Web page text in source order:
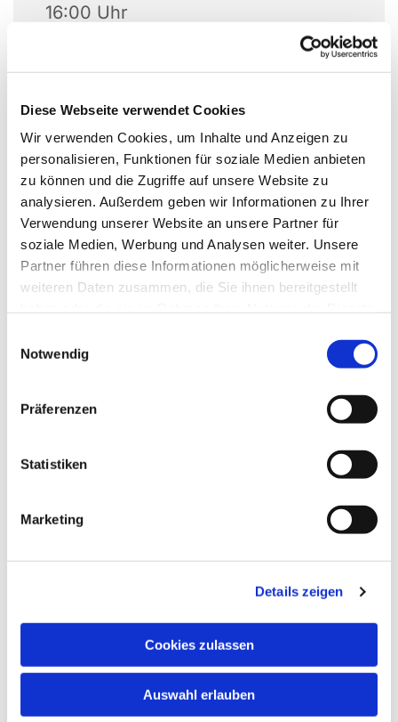
Diese Webseite verwendet Cookies
Wir verwenden Cookies, um Inhalte und Anzeigen zu
personalisieren, Funktionen für soziale Medien anbieten
zu können und die Zugriffe auf unsere Website zu
analysieren. Außerdem geben wir Informationen zu Ihrer
Verwendung unserer Website an unsere Partner für
soziale Medien, Werbung und Analysen weiter. Unsere
Partner führen diese Informationen möglicherweise mit
weiteren Daten zusammen, die Sie ihnen bereitgestellt
Notwendig
Präferenzen
Statistiken
Marketing
Details zeigen
Cookies zulassen
Auswahl erlauben
16:00 Uhr
Martin-Luther-Haus, Kirchplatz 5,
interessieren